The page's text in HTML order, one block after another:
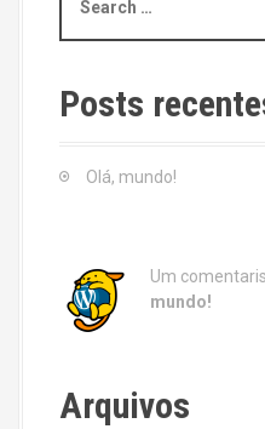
a
c
h
Posts
Olá, mundo!
Um
mundo!
Arquivos